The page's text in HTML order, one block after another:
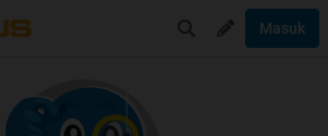
Masuk